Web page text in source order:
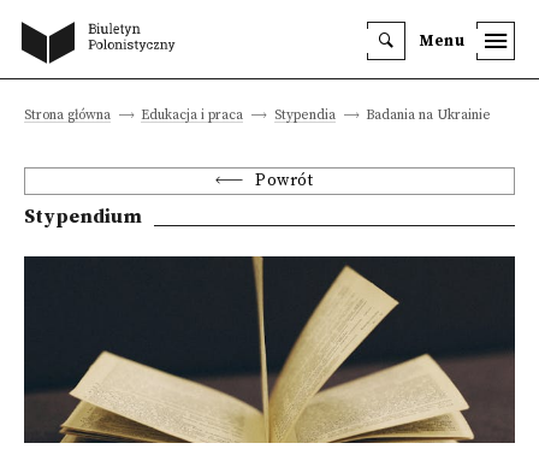
Menu
Strona główna Edukacja i praca Stypendia Badania na Ukrainie
Powrót
Stypendium